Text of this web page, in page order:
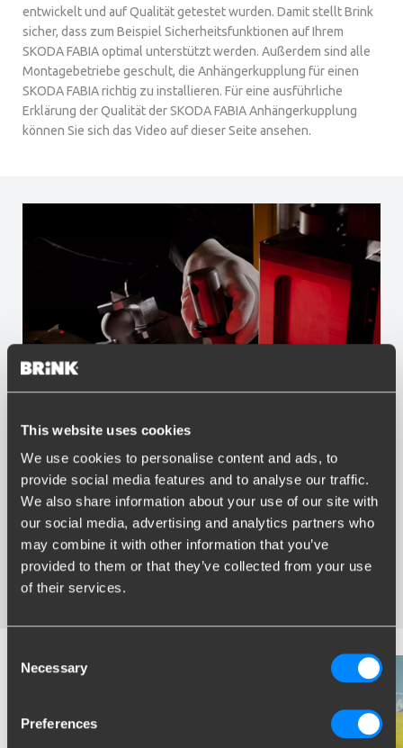
This website uses cookies
We use cookies to personalise content and ads, to
provide social media features and to analyse our traffic.
We also share information about your use of our site with
our social media, advertising and analytics partners who
may combine it with other information that you’ve
provided to them or that they’ve collected from your use
of their services.
Selection
Necessary
Preferences
entwickelt und auf Qualität getestet wurden. Damit stellt Brink
sicher, dass zum Beispiel Sicherheitsfunktionen auf Ihrem
SKODA FABIA optimal unterstützt werden. Außerdem sind alle
Montagebetriebe geschult, die Anhängerkupplung für einen
SKODA FABIA richtig zu installieren. Für eine ausführliche
Erklärung der Qualität der SKODA FABIA Anhängerkupplung
können Sie sich das Video auf dieser Seite ansehen.
Vorteile von Brink
Größter Sortiment Anhängerkupplungen
Speziell entwickelt und getestet für Ihr Auto
Sichere und zertifizierte Anhängerkupplungen
Montage in Ihrer Nähe
Verschiedene Anhängerkupplungen verfügbar für Sie:
starre, abnehmbare und schwenkbare